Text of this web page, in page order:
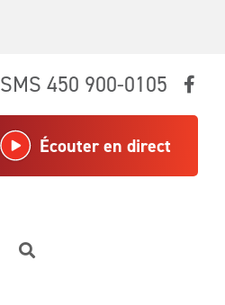
SMS 450 900-0105
Écouter en direct